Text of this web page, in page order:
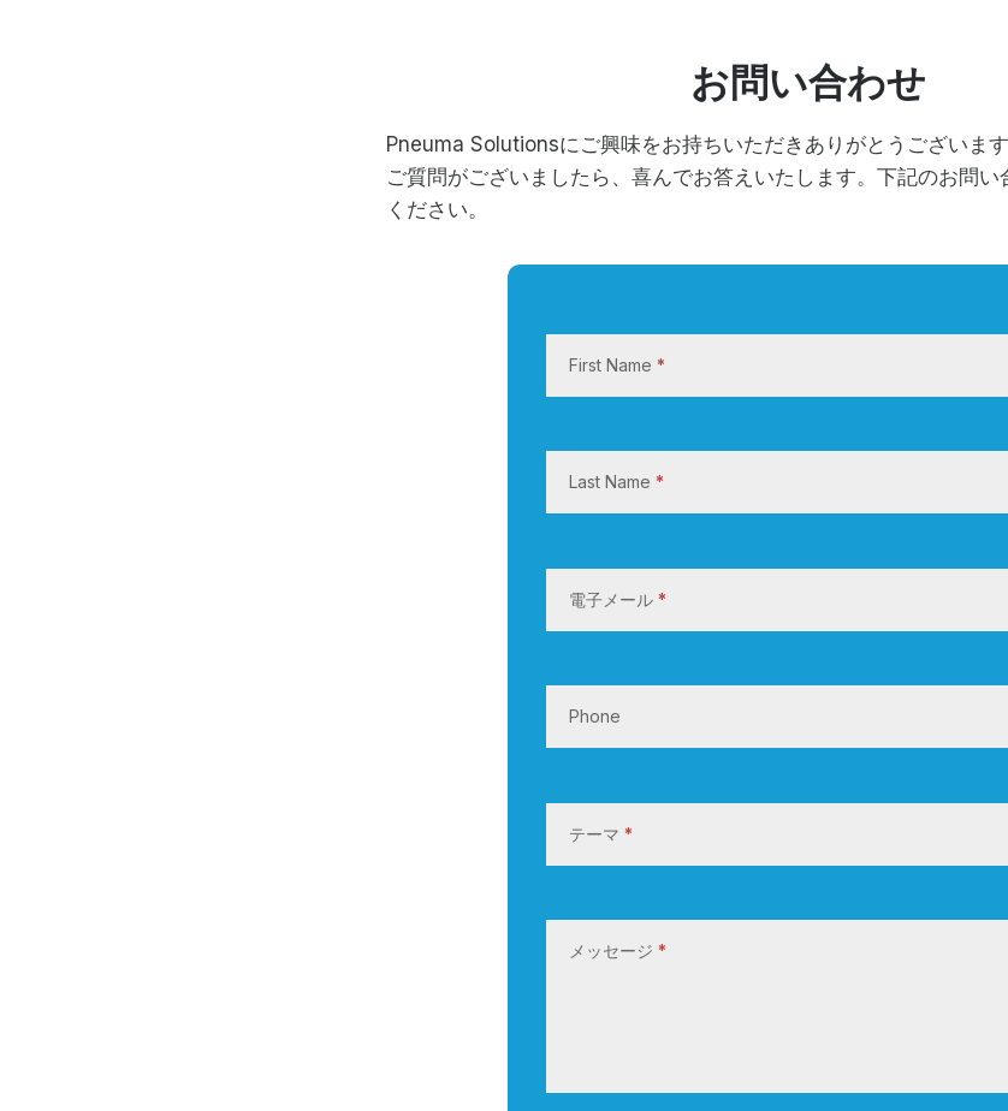
お問い合わせ
Pneuma Solutionsにご興味をお持ちいただきありがとうございま
ご質問がございましたら、喜んでお答えいたします。下記のお問い
ください。
わ
First Name *
Last Name *
電子メール *
Phone
テーマ *
メッセージ *